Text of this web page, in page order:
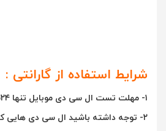
شرایط استفاده از گارانتی :
۱- مهلت تست ال سی دی موبایل تنها ۲۴ساعت می باشد.
۲- توجه داشته باشید ال سی دی هایی که بخاطر نصب اشتباه توسط تعمیرکاران تایید نشده توسط مای فون و یا افراد متفرقه در حین تعویض، دچار شکستی و یا پارگی فلت شده اند، مرجوع نخواهند شد.